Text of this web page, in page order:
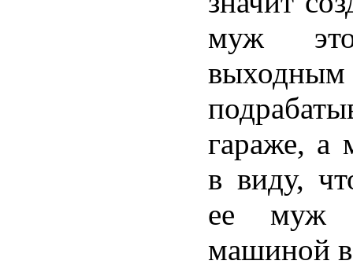
муж
гараже, а
в виду,
ее муж
машиной